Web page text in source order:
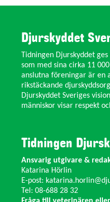
Djurskyddet
Tidningen Djurskyddet
som med sina cirka 11
anslutna föreningar är en
rikstäckande
Djurskyddet Sveriges
människor visar respekt
Tidningen
Ansvarig utgivare &
Katarina Hörlin
E-post:
Tel: 08-688 28 32